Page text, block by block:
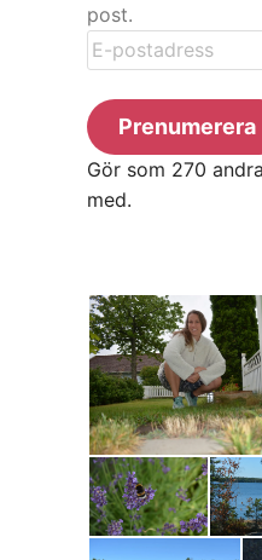
post.
E-
postadress
Prenumerera
Gör som 270
med.